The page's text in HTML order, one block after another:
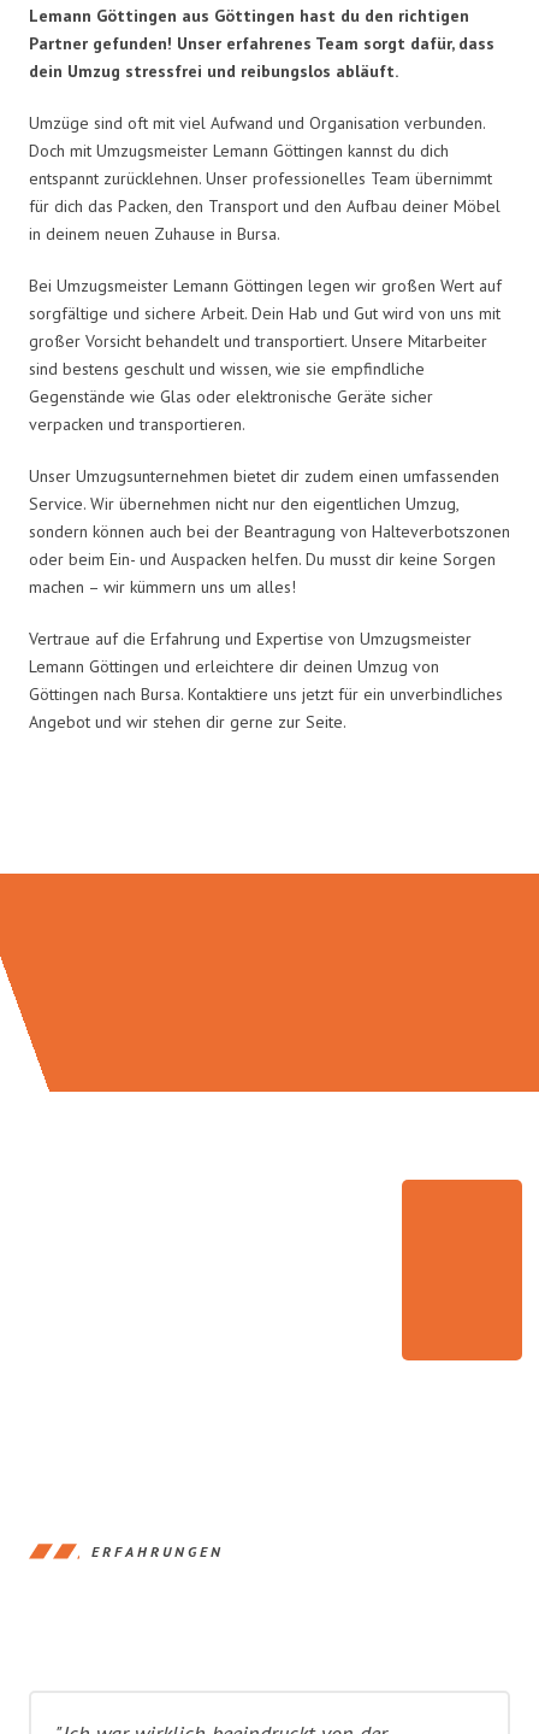
Lemann Göttingen aus Göttingen hast du den richtigen
Partner gefunden! Unser erfahrenes Team sorgt dafür, dass
dein Umzug stressfrei und reibungslos abläuft.
Umzüge sind oft mit viel Aufwand und Organisation verbunden.
Doch mit Umzugsmeister Lemann Göttingen kannst du dich
entspannt zurücklehnen. Unser professionelles Team übernimmt
für dich das Packen, den Transport und den Aufbau deiner Möbel
in deinem neuen Zuhause in Bursa.
Bei Umzugsmeister Lemann Göttingen legen wir großen Wert auf
sorgfältige und sichere Arbeit. Dein Hab und Gut wird von uns mit
großer Vorsicht behandelt und transportiert. Unsere Mitarbeiter
sind bestens geschult und wissen, wie sie empfindliche
Gegenstände wie Glas oder elektronische Geräte sicher
verpacken und transportieren.
Unser Umzugsunternehmen bietet dir zudem einen umfassenden
Service. Wir übernehmen nicht nur den eigentlichen Umzug,
sondern können auch bei der Beantragung von Halteverbotszonen
oder beim Ein- und Auspacken helfen. Du musst dir keine Sorgen
machen – wir kümmern uns um alles!
Vertraue auf die Erfahrung und Expertise von Umzugsmeister
Lemann Göttingen und erleichtere dir deinen Umzug von
Göttingen nach Bursa. Kontaktiere uns jetzt für ein unverbindliches
Angebot und wir stehen dir gerne zur Seite.
ERFAHRUNGEN